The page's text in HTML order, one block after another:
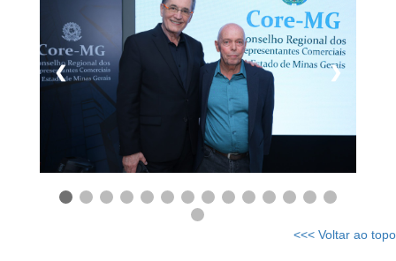
❮ ❯
<<< Voltar ao topo